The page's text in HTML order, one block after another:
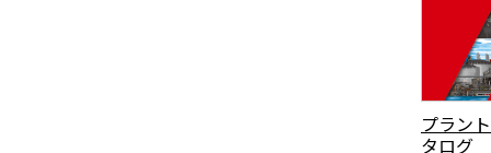
プラン
タログ